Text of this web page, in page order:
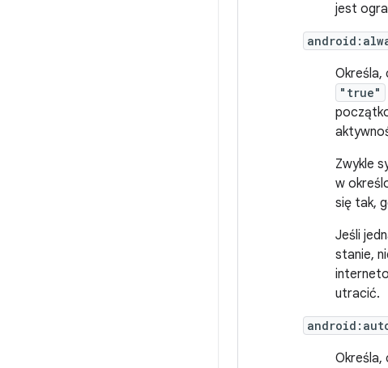
jest
Określa,
"true"
Zwykle
w
się tak,
Jeśli
stanie,
utracić.
Określa,